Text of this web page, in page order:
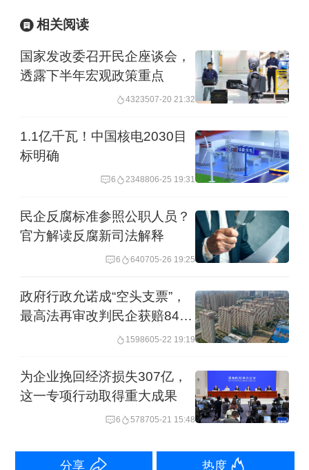
发改办民营〔2025〕486号
各省、自治区、直辖市及计划单列市、
新疆生产建设兵团发展改革委：
《中华人民共和国民营经济促进法》
（以下简称《民营经济促进法》）已由
十四届全国人大常委会第十五次会议于
起施行。为切实做好《民营经济促进
法》的学习宣传和贯彻实施工作，现就
一、充分认识出台《民营经济促进法》
出台《民营经济促进法》是贯彻落实党
的二十届三中全会精神和习近平总书记
志性举措，充分彰显了党和国家促进民
相关阅读
国家发改委召开民企座谈会，
透露下半年宏观政策重点
4323507-20 21:32
1.1亿千瓦！中国核电2030目
标明确
6 2348806-25 19:31
民企反腐标准参照公职人员？
官方解读反腐新司法解释
6 640705-26 19:25
政府行政允诺成“空头支票”，
最高法再审改判民企获赔841
1598605-22 19:19
为企业挽回经济损失307亿，
这一专项行动取得重大成果
6 578705-21 15:48
分享 热度